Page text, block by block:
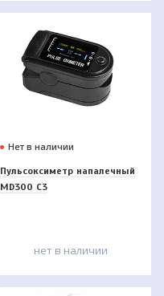
Нет в наличии
Пульсоксиметр напалечный
MD300 C3
нет в наличии